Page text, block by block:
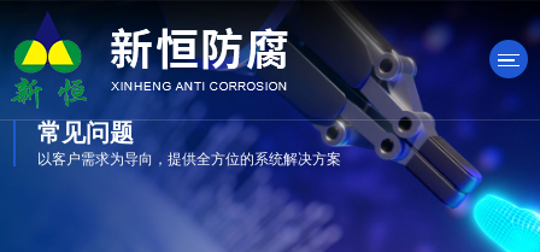
产品中心
常见问题
以客户需求为导向，提供全方位的系统解决方案